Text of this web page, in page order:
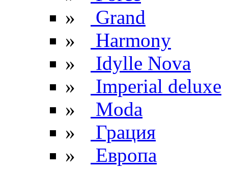
»
Grand
»
Harmony
»
Idylle Nova
»
Imperial deluxe
»
Moda
»
Грация
»
Европа